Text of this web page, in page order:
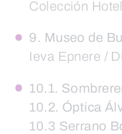
Colección
9. Museo de
Ieva Epnere /
10.1.
10.2. Óptica
10.3 Serrano